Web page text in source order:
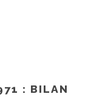
: BILAN